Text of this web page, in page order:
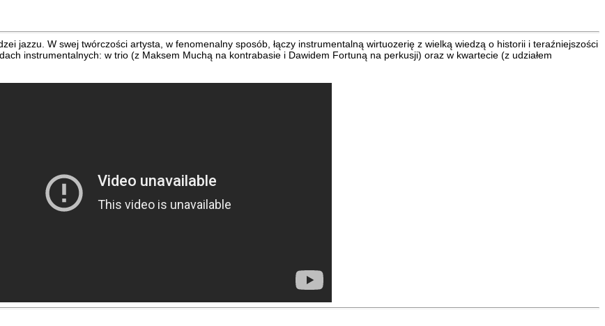
jazzu. W swej twórczości artysta, w fenomenalny sposób, łączy instrumentalną wirtuozerię z wielką wiedzą o historii i teraźniejszości
instrumentalnych: w trio (z Maksem Muchą na kontrabasie i Dawidem Fortuną na perkusji) oraz w kwartecie (z udziałem